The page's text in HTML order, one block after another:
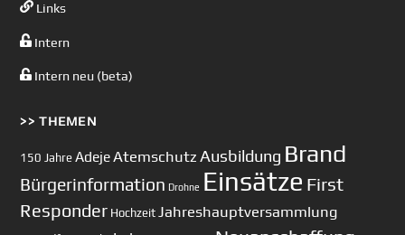
Links
Intern
Intern neu (beta)
>> THEMEN
150 Jahre AdejeAtemschutz Ausbildung Brand
Bürgerinformation Drohne Einsätze First
Responder Hochzeit Jahreshauptversammlung